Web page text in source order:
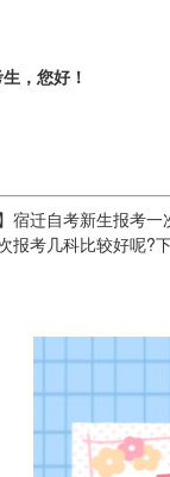
，您好！
迁自考新生报考一
报考几科比较好呢?